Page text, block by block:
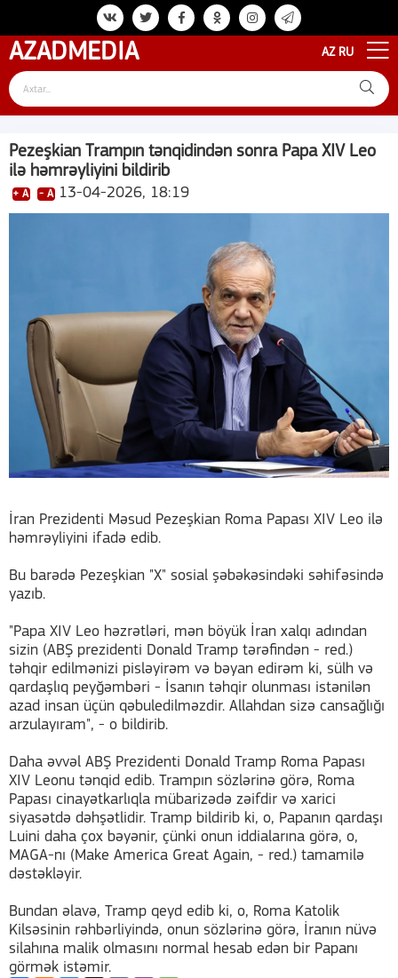
AZADMEDIA AZ RU
Pezeşkian Trampın tənqidindən sonra Papa XIV Leo
ilə həmrəyliyini bildirib
+ A - A 13-04-2026, 18:19
İran Prezidenti Məsud Pezeşkian Roma Papası XIV Leo ilə
həmrəyliyini ifadə edib.
Bu barədə Pezeşkian "X" sosial şəbəkəsindəki səhifəsində
yazıb.
"Papa XIV Leo həzrətləri, mən böyük İran xalqı adından
sizin (ABŞ prezidenti Donald Tramp tərəfindən - red.)
təhqir edilmənizi pisləyirəm və bəyan edirəm ki, sülh və
qardaşlıq peyğəmbəri - İsanın təhqir olunması istənilən
azad insan üçün qəbuledilməzdir. Allahdan sizə cansağlığı
arzulayıram", - o bildirib.
Daha əvvəl ABŞ Prezidenti Donald Tramp Roma Papası
XIV Leonu tənqid edib. Trampın sözlərinə görə, Roma
Papası cinayətkarlıqla mübarizədə zəifdir və xarici
siyasətdə dəhşətlidir. Tramp bildirib ki, o, Papanın qardaşı
Luini daha çox bəyənir, çünki onun iddialarına görə, o,
MAGA-nı (Make America Great Again, - red.) tamamilə
dəstəkləyir.
Bundan əlavə, Tramp qeyd edib ki, o, Roma Katolik
Kilsəsinin rəhbərliyində, onun sözlərinə görə, İranın nüvə
silahına malik olmasını normal hesab edən bir Papanı
görmək istəmir.